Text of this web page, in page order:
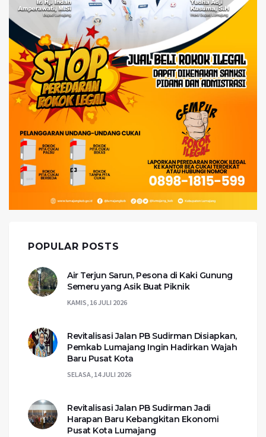
POPULAR POSTS
Air Terjun Sarun, Pesona di Kaki Gunung
Semeru yang Asik Buat Piknik
KAMIS, 16 JULI 2026
Revitalisasi Jalan PB Sudirman Disiapkan,
Pemkab Lumajang Ingin Hadirkan Wajah
Baru Pusat Kota
SELASA, 14 JULI 2026
Revitalisasi Jalan PB Sudirman Jadi
Harapan Baru Kebangkitan Ekonomi
Pusat Kota Lumajang